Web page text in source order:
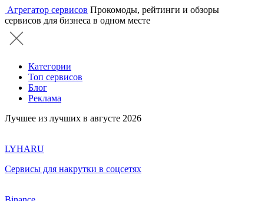
Агрегатор сервисов Прокомоды, рейтинги и обзоры
сервисов для бизнеса в одном месте
Категории
Топ сервисов
Блог
Реклама
Лучшее из лучших в августе 2026
LYHARU
Сервисы для накрутки в соцсетях